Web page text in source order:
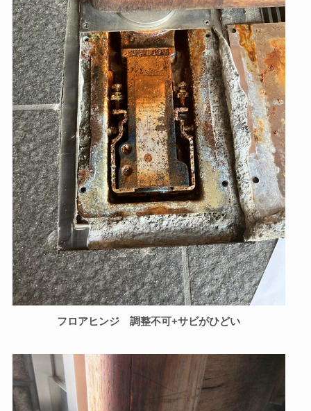
フロアヒンジ 調整不可+サビがひどい